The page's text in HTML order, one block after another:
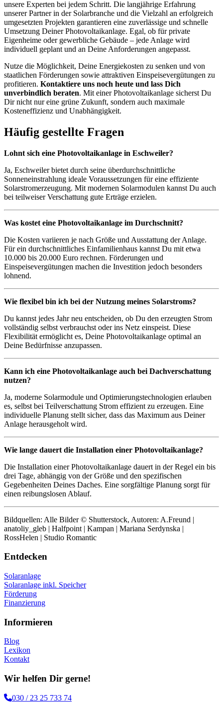
unsere Experten bei jedem Schritt. Die langjährige Erfahrung
unserer Partner in der Solarbranche und die Vielzahl an erfolgreich
umgesetzten Projekten garantieren eine zuverlässige und schnelle
Umsetzung Deiner Photovoltaikanlage. Egal, ob für private
Eigenheime oder gewerbliche Gebäude – jede Anlage wird
individuell geplant und an Deine Anforderungen angepasst.
Nutze die Möglichkeit, Deine Energiekosten zu senken und von
staatlichen Förderungen sowie attraktiven Einspeisevergütungen zu
profitieren. Kontaktiere uns noch heute und lass Dich
unverbindlich beraten. Mit einer Photovoltaikanlage sicherst Du
Dir nicht nur eine grüne Zukunft, sondern auch maximale
Kosteneffizienz und Unabhängigkeit.
Häufig gestellte Fragen
Lohnt sich eine Photovoltaikanlage in Eschweiler?
Ja, Eschweiler bietet durch seine überdurchschnittliche
Sonneneinstrahlung ideale Voraussetzungen für eine effiziente
Solarstromerzeugung. Mit modernen Solarmodulen kannst Du auch
bei teilweiser Verschattung gute Erträge erzielen.
Was kostet eine Photovoltaikanlage im Durchschnitt?
Die Kosten variieren je nach Größe und Ausstattung der Anlage.
Für ein durchschnittliches Einfamilienhaus kannst Du mit etwa
10.000 bis 20.000 Euro rechnen. Förderungen und
Einspeisevergütungen machen die Investition jedoch besonders
lohnend.
Wie flexibel bin ich bei der Nutzung meines Solarstroms?
Du kannst jedes Jahr neu entscheiden, ob Du den erzeugten Strom
vollständig selbst verbrauchst oder ins Netz einspeist. Diese
Flexibilität ermöglicht es, Deine Photovoltaikanlage optimal an
Deine Bedürfnisse anzupassen.
Kann ich eine Photovoltaikanlage auch bei Dachverschattung
nutzen?
Ja, moderne Solarmodule und Optimierungstechnologien erlauben
es, selbst bei Teilverschattung Strom effizient zu erzeugen. Eine
individuelle Planung stellt sicher, dass das Maximum aus Deiner
Anlage herausgeholt wird.
Wie lange dauert die Installation einer Photovoltaikanlage?
Die Installation einer Photovoltaikanlage dauert in der Regel ein bis
drei Tage, abhängig von der Größe und den spezifischen
Gegebenheiten Deines Daches. Eine sorgfältige Planung sorgt für
einen reibungslosen Ablauf.
Bildquellen: Alle Bilder © Shutterstock, Autoren: A.Freund |
anatoliy_gleb | Halfpoint | Kampan | Mariana Serdynska |
RossHelen | Studio Romantic
Entdecken
Solaranlage
Solaranlage inkl. Speicher
Förderung
Finanzierung
Informieren
Blog
Lexikon
Kontakt
Wir helfen Dir gerne!
030 / 23 25 733 74